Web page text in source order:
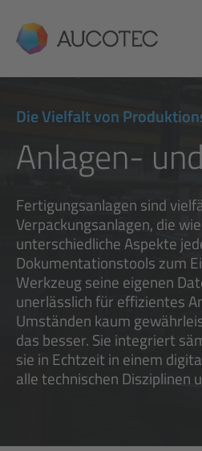
AUCOTEC
Die Vielfalt von
Anlagen-
Fertigungsanlagen sind
Verpackungsanlagen, die
unterschiedliche Aspekte
Dokumentationstools zum
Werkzeug seine eigenen
unerlässlich für effizientes
Umständen kaum
das besser. Sie integriert
sie in Echtzeit in einem
alle technischen Disziplinen